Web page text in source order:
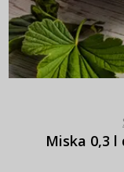
Miska 0,3 l